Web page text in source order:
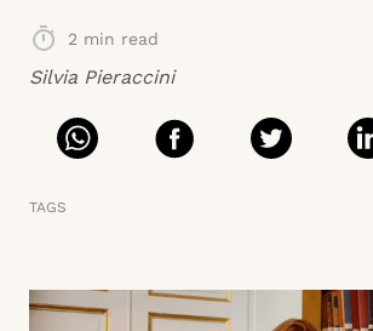
2 min read
Silvia Pieraccini
TAGS